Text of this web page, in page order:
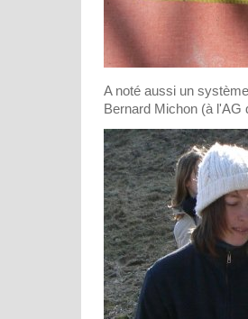
A noté aussi un
Bernard Michon (à l'AG